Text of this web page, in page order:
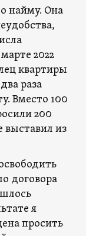
найму. Она
2022
квартиры
раза
Вместо 100
200
выставил из
договора
я
просить